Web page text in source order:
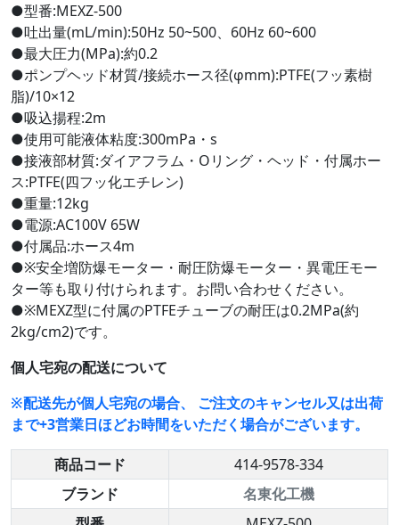
●型番:MEXZ-500
●吐出量(mL/min):50Hz 50~500、60Hz 60~600
●最大圧力(MPa):約0.2
●ポンプヘッド材質/接続ホース径(φmm):PTFE(フッ素樹
脂)/10×12
●吸込揚程:2m
●使用可能液体粘度:300mPa・s
●接液部材質:ダイアフラム・Oリング・ヘッド・付属ホー
ス:PTFE(四フッ化エチレン)
●重量:12kg
●電源:AC100V 65W
●付属品:ホース4m
●※安全増防爆モーター・耐圧防爆モーター・異電圧モー
ター等も取り付けられます。お問い合わせください。
●※MEXZ型に付属のPTFEチューブの耐圧は0.2MPa(約
2kg/cm2)です。
個人宅宛の配送について
※配送先が個人宅宛の場合、 ご注文のキャンセル又は出荷
まで+3営業日ほどお時間をいただく場合がございます。
商品コード
414-9578-334
ブランド
名東化工機